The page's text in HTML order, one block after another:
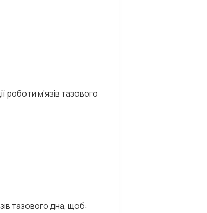
роботи м’язів тазового
тазового дна, щоб: